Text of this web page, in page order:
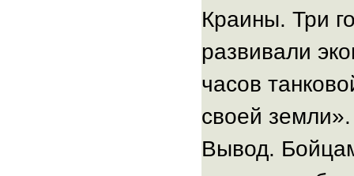
Краины. Три
развивали
часов
своей земли».
Вывод.